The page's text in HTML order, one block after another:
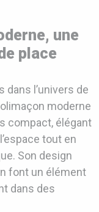
une
place
l’univers de
moderne
compact, élégant
tout en
Son design
font un élément
dans des